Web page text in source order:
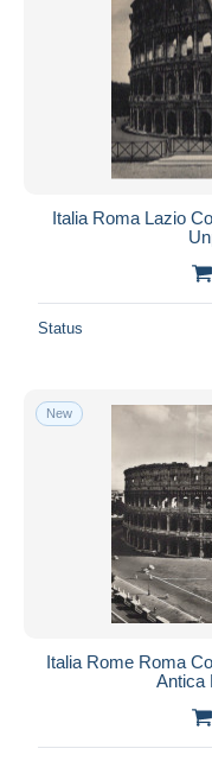
Italia Roma Lazio
Status
New
Italia Rome Roma
Antica